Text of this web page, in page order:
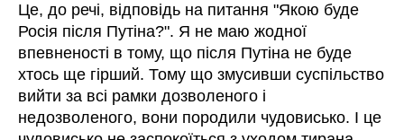
Це, до речі, відповідь на питання "Якою буде
Росія після Путіна?". Я не маю жодної
впевненості в тому, що після Путіна не буде
хтось ще гірший. Тому що змусивши суспільство
вийти за всі рамки дозволеного і
недозволеного, вони породили чудовисько. І це